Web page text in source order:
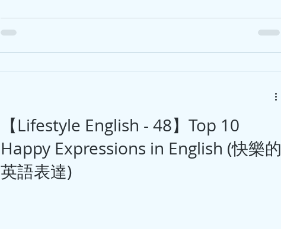
【Lifestyle English - 48】Top 10
Happy Expressions in English (快樂的
英語表達)